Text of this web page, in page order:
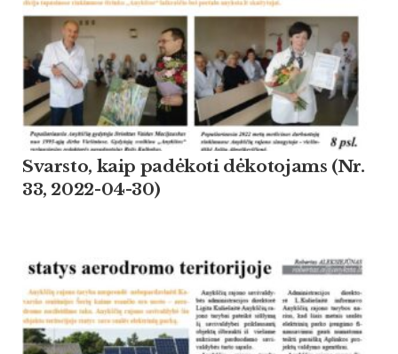
Svarsto, kaip padėkoti dėkotojams (Nr.
33, 2022-04-30)